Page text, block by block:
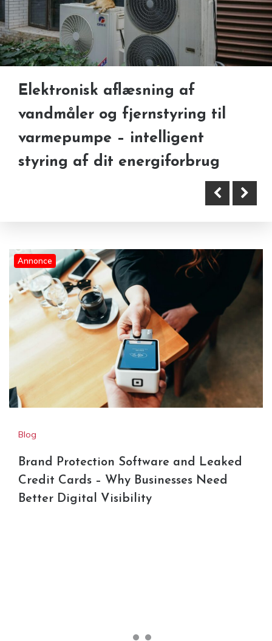
Brand Protection Software and
Leaked Credit Cards – Why
Businesses Need Better Digital
IT skal gøre arbejdsdagen
lettere – ikke mere kompliceret
Elektronisk aflæsning af
vandmåler og fjernstyring til
varmepumpe – intelligent
styring af dit energiforbrug
Annonce
Blog
Brand Protection Software and Leaked
Credit Cards – Why Businesses Need
Better Digital Visibility